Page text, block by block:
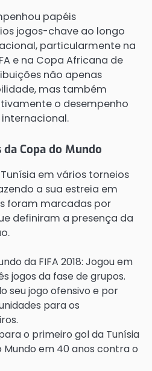
papéis
jogos-chave ao longo
particularmente na
e na Copa Africana de
não apenas
mas também
o desempenho
Copa do Mundo
em vários torneios
a sua estreia em
foram marcadas por
definiram a presença da
da FIFA 2018: Jogou em
jogos da fase de grupos.
seu jogo ofensivo e por
para os
o primeiro gol da Tunísia
Mundo em 40 anos contra o